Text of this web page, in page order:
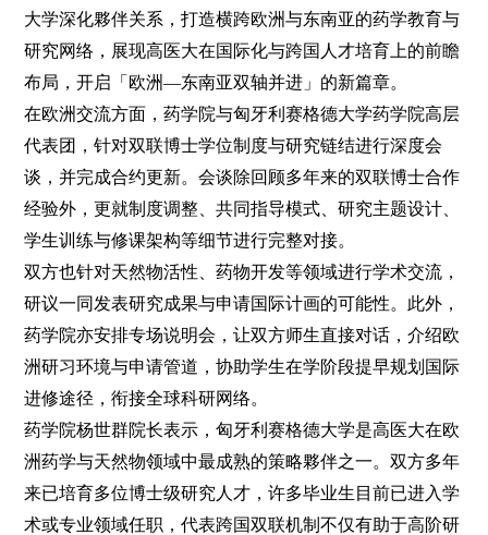
大学深化夥伴关系，打造横跨欧洲与东南亚的药学教育与
研究网络，展现高医大在国际化与跨国人才培育上的前瞻
布局，开启「欧洲—东南亚双轴并进」的新篇章。
在欧洲交流方面，药学院与匈牙利赛格德大学药学院高层
代表团，针对双联博士学位制度与研究链结进行深度会
谈，并完成合约更新。会谈除回顾多年来的双联博士合作
经验外，更就制度调整、共同指导模式、研究主题设计、
学生训练与修课架构等细节进行完整对接。
双方也针对天然物活性、药物开发等领域进行学术交流，
研议一同发表研究成果与申请国际计画的可能性。此外，
药学院亦安排专场说明会，让双方师生直接对话，介绍欧
洲研习环境与申请管道，协助学生在学阶段提早规划国际
进修途径，衔接全球科研网络。
药学院杨世群院长表示，匈牙利赛格德大学是高医大在欧
洲药学与天然物领域中最成熟的策略夥伴之一。双方多年
来已培育多位博士级研究人才，许多毕业生目前已进入学
术或专业领域任职，代表跨国双联机制不仅有助于高阶研